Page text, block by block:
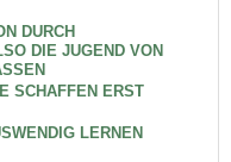
DURCH
DIE JUGEND VON
SCHAFFEN ERST
LERNEN